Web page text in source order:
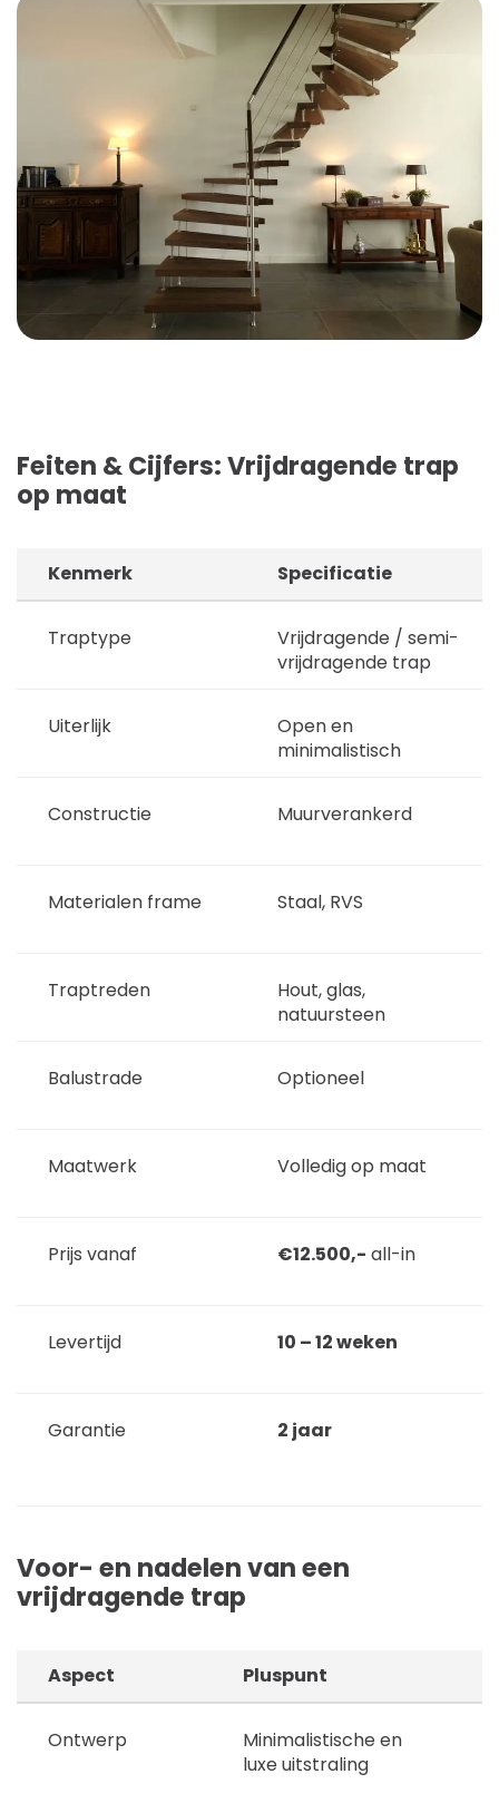
Feiten & Cijfers: Vrijdragende trap
op maat
Kenmerk Specificatie
Traptype
Vrijdragende / semi-
vrijdragende trap
Uiterlijk
Open en
minimalistisch
Constructie Muurverankerd
Materialen frame Staal, RVS
Traptreden
Hout, glas,
natuursteen
Balustrade Optioneel
Maatwerk Volledig op maat
Prijs vanaf €12.500,- all-in
Levertijd 10 – 12 weken
Garantie 2 jaar
Voor- en nadelen van een
vrijdragende trap
Aspect Pluspunt
Ontwerp
Minimalistische en
luxe uitstraling